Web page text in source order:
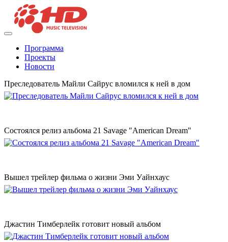
Программа
Проекты
Новости
Преследователь Майли Сайрус вломился к ней в дом
Состоялся релиз альбома 21 Savage "American Dream"
Вышел трейлер фильма о жизни Эми Уайнхаус
Джастин Тимберлейк готовит новый альбом